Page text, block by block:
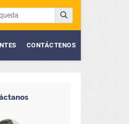
CONTÁCTENOS